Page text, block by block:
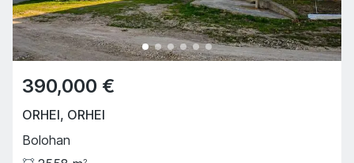
390,000 €
ORHEI, ORHEI
Bolohan